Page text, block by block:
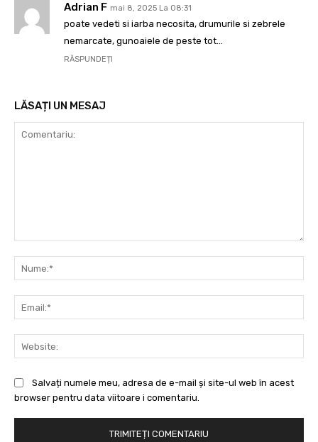
Adrian F mai 8, 2025 La 08:31
poate vedeti si iarba necosita, drumurile si zebrele
nemarcate, gunoaiele de peste tot…
RĂSPUNDEȚI
LĂSAȚI UN MESAJ
Salvați numele meu, adresa de e-mail și site-ul web în acest
browser pentru data viitoare i comentariu.